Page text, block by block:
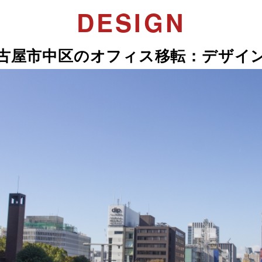
DESIGN
屋市中区のオフィス移転：デザイ